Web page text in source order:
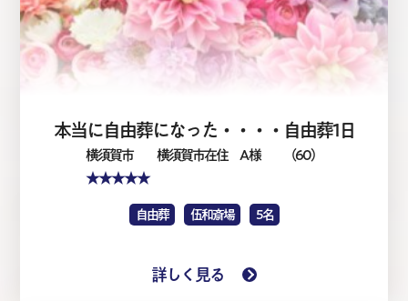
本当に自由葬になった・・・・自由葬1日
横須賀市 横須賀市在住 A 様 （60）
★★★★★
自由葬 伍和斎場 5名
詳しく見る